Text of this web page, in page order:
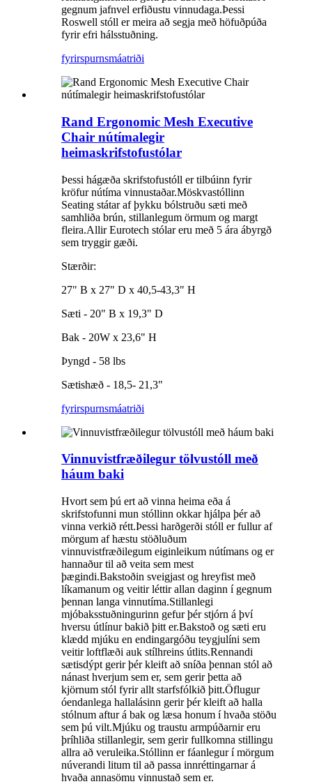
gegnum jafnvel erfiðustu vinnudaga.Þessi
Roswell stóll er meira að segja með höfuðpúða
fyrir efri hálsstuðning.
fyrirspurnsmáatriði
Rand Ergonomic Mesh Executive
Chair nútímalegir
heimaskrifstofustólar
Þessi hágæða skrifstofustóll er tilbúinn fyrir
kröfur nútíma vinnustaðar.Möskvastóllinn
Seating státar af þykku bólstruðu sæti með
samhliða brún, stillanlegum örmum og margt
fleira.Allir Eurotech stólar eru með 5 ára ábyrgð
sem tryggir gæði.
Stærðir:
27" B x 27" D x 40,5-43,3" H
Sæti - 20" B x 19,3" D
Bak - 20W x 23,6" H
Þyngd - 58 lbs
Sætishæð - 18,5- 21,3"
fyrirspurnsmáatriði
Vinnuvistfræðilegur tölvustóll með
háum baki
Hvort sem þú ert að vinna heima eða á
skrifstofunni mun stóllinn okkar hjálpa þér að
vinna verkið rétt.Þessi harðgerði stóll er fullur af
mörgum af hæstu stöðluðum
vinnuvistfræðilegum eiginleikum nútímans og er
hannaður til að veita sem mest
þægindi.Bakstoðin sveigjast og hreyfist með
líkamanum og veitir léttir allan daginn í gegnum
þennan langa vinnutíma.Stillanlegi
mjóbaksstuðningurinn gefur þér stjórn á því
hversu útlínur bakið þitt er.Bakstoð og sæti eru
klædd mjúku en endingargóðu teygjulíni sem
veitir loftflæði auk stílhreins útlits.Rennandi
sætisdýpt gerir þér kleift að sníða þennan stól að
nánast hverjum sem er, sem gerir þetta að
kjörnum stól fyrir allt starfsfólkið þitt.Öflugur
óendanlega hallalásinn gerir þér kleift að halla
stólnum aftur á bak og læsa honum í hvaða stöðu
sem þú vilt.Mjúku og traustu armpúðarnir eru
þríhliða stillanlegir, sem gerir fullkomna stillingu
allra að veruleika.Stóllinn er fáanlegur í mörgum
núverandi litum til að passa innréttingarnar á
hvaða annasömu vinnustað sem er.